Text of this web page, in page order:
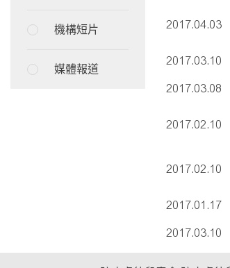
機構短片
媒體報道
2017.04.03
2017.03.10
2017.03.08
2017.02.10
2017.02.10
2017.01.17
2017.03.10